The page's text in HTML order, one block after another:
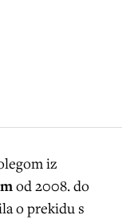
iz
od 2008. do
o prekidu s